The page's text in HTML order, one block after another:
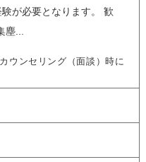
が必要となります。 歓
...
ウンセリング（面談）時に